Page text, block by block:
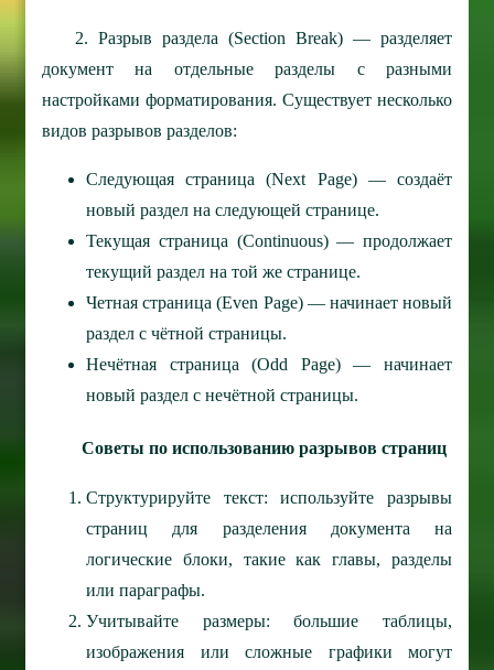
2. Разрыв раздела (Section Break) — разделяет
документ на отдельные разделы с разными
настройками форматирования. Существует несколько
видов разрывов разделов:
Следующая страница (Next Page) — создаёт
новый раздел на следующей странице.
Текущая страница (Continuous) — продолжает
текущий раздел на той же странице.
Четная страница (Even Page) — начинает новый
раздел с чётной страницы.
Нечётная страница (Odd Page) — начинает
новый раздел с нечётной страницы.
Советы по использованию разрывов страниц
Структурируйте текст: используйте разрывы
страниц для разделения документа на
логические блоки, такие как главы, разделы
или параграфы.
Учитывайте размеры: большие таблицы,
изображения или сложные графики могут